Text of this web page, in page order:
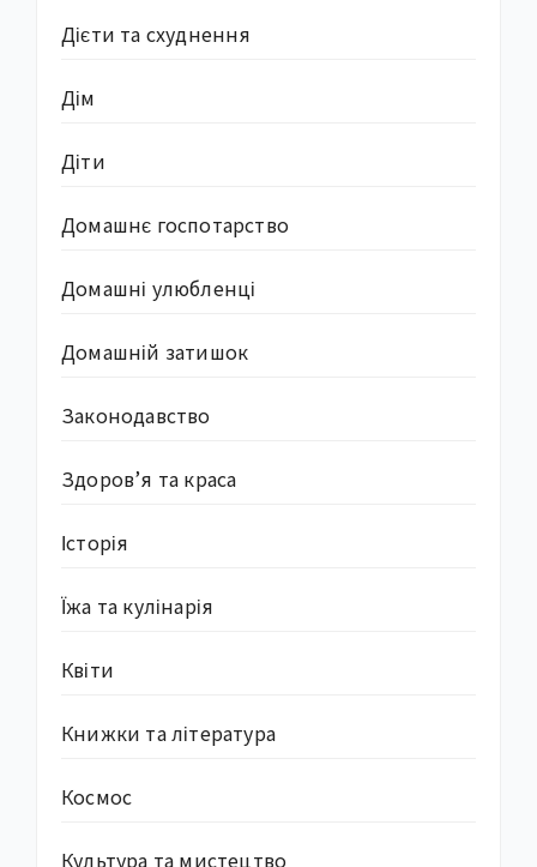
Дієти та схуднення
Дім
Діти
Домашнє госпотарство
Домашні улюбленці
Домашній затишок
Законодавство
Здоров’я та краса
Історія
Їжа та кулінарія
Квіти
Книжки та література
Космос
Культура та мистецтво